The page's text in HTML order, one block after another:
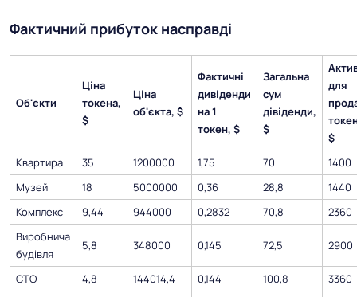
Фактичний прибуток насправді
Об'єкти
Ціна
токена,
$
Ціна
об'єкта, $
Фактичні
дивіденди
на 1
токен, $
Загальна
сум
дівіденди,
$
для
$
Квартира
35 1200000 1,75 70
1400
Музей
18 5000000 0,36 28,8
1440
Комплекс
9,44 944000 0,2832 70,8
2360
Виробнича
будівля
5,8 348000 0,145 72,5 2900
СТО 4,8 144014,4 0,144 100,8
3360